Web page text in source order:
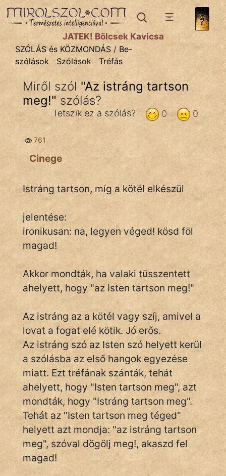
SZÓLÁS ÉS KÖZMONDÁStémák:
Bibliai
Kifejezések
Közmondások
Rímelő
Szóláscsoportok
Szólások
Tréfás
SZÓLÁS
KÖZMONDÁS
PSZICHO
ZENE
FILM
ÉLETMÓD
MAGYARSÁG
És
TÖRTÉNELEM
JÁTÉK! Bölcsek Kavicsa
SZÓLÁS és KÖZMONDÁS / Be-
szólások
Szólások Tréfás
Miről szól "Az istráng tartson
meg!" szólás?
0
0
Tetszik ez a szólás?
761
Cinege
Istráng tartson, míg a kötél elkészül
jelentése:
ironikusan: na, legyen véged! kösd föl
magad!
Akkor mondták, ha valaki tüsszentett
ahelyett, hogy "az Isten tartson meg!"
Az istráng az a kötél vagy szíj, amivel a
lovat a fogat elé kötik. Jó erős.
Az istráng szó az Isten szó helyett kerül
a szólásba az első hangok egyezése
miatt. Ezt tréfának szánták, tehát
ahelyett, hogy "Isten tartson meg", azt
mondták, hogy "Istráng tartson meg".
Tehát az "Isten tartson meg téged"
helyett azt mondja: "az istráng tartson
meg", szóval dögölj meg!, akaszd fel
magad!